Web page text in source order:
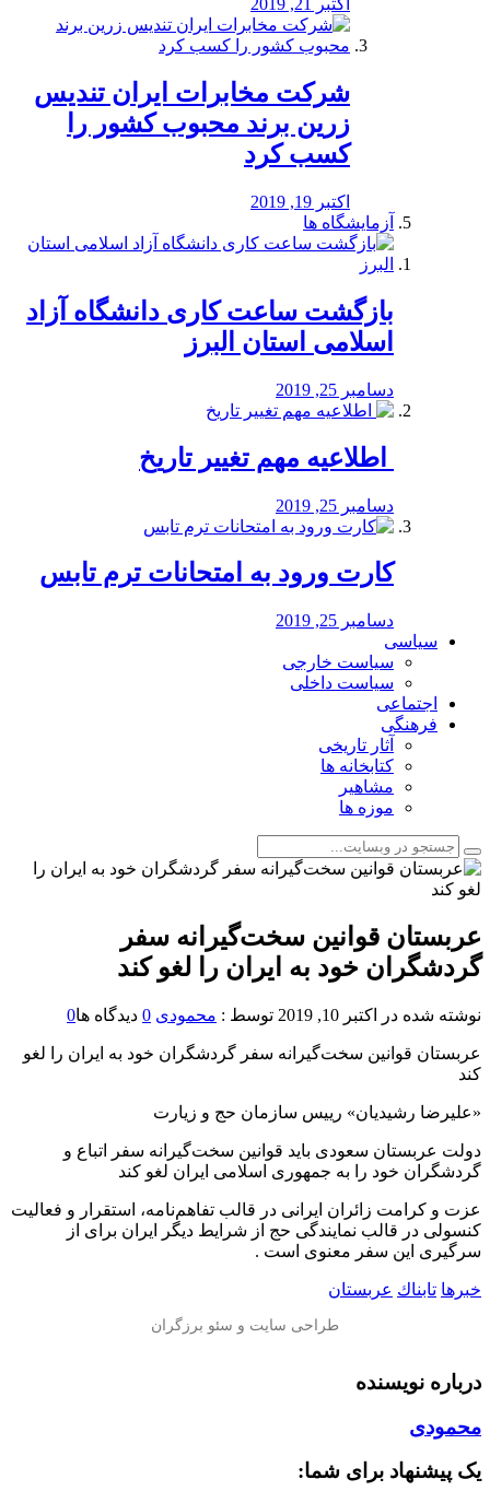
اکتبر 21, 2019
شرکت مخابرات ایران تندیس
زرین برند محبوب کشور را
کسب کرد
اکتبر 19, 2019
آزمایشگاه ها
بازگشت ساعت کاری دانشگاه آزاد
اسلامی استان البرز
دسامبر 25, 2019
️ اطلاعیه مهم تغییر تاریخ
دسامبر 25, 2019
کارت ورود به امتحانات ترم تابس
دسامبر 25, 2019
سیاسی
سیاست خارجی
سیاست داخلی
اجتماعی
فرهنگی
آثار تاریخی
کتابخانه ها
مشاهیر
موزه ها
عربستان قوانین سخت‌گیرانه سفر
گردشگران خود به ایران را لغو کند
نوشته شده در اکتبر 10, 2019 توسط : محمودی 0 دیدگاه ها0
عربستان قوانین سخت‌گیرانه سفر گردشگران خود به ایران را لغو
کند
«علیرضا رشیدیان» رییس سازمان حج و زیارت
دولت عربستان سعودی باید قوانین سخت‌گیرانه سفر اتباع و
گردشگران خود را به جمهوری اسلامی ایران لغو کند
عزت و کرامت زائران ایرانی در قالب تفاهم‌نامه، استقرار و فعالیت
کنسولی در قالب نمایندگی حج از شرایط دیگر ایران برای از
سرگیری این سفر معنوی است .
خبرها تابناك عربستان
درباره نویسنده
محمودی
یک پیشنهاد برای شما: